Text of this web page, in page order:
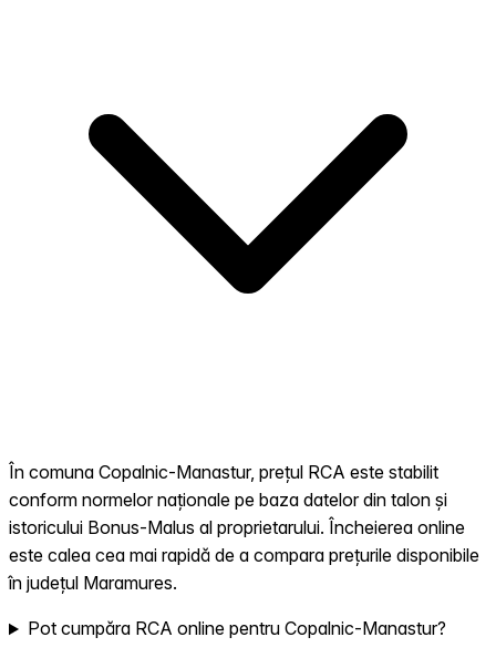
În comuna Copalnic-Manastur, prețul RCA este stabilit
conform normelor naționale pe baza datelor din talon și
istoricului Bonus-Malus al proprietarului. Încheierea online
este calea cea mai rapidă de a compara prețurile disponibile
în județul Maramures.
Pot cumpăra RCA online pentru Copalnic-Manastur?